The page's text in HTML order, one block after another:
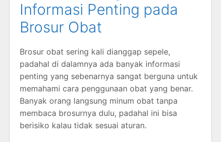
Informasi Penting pada
Brosur Obat
Brosur obat sering kali dianggap sepele,
padahal di dalamnya ada banyak informasi
penting yang sebenarnya sangat berguna untuk
memahami cara penggunaan obat yang benar.
Banyak orang langsung minum obat tanpa
membaca brosurnya dulu, padahal ini bisa
berisiko kalau tidak sesuai aturan.